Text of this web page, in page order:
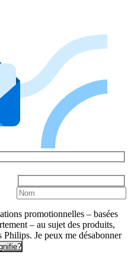
promotionnelles – basées
– au sujet des produits,
Je peux me désabonner